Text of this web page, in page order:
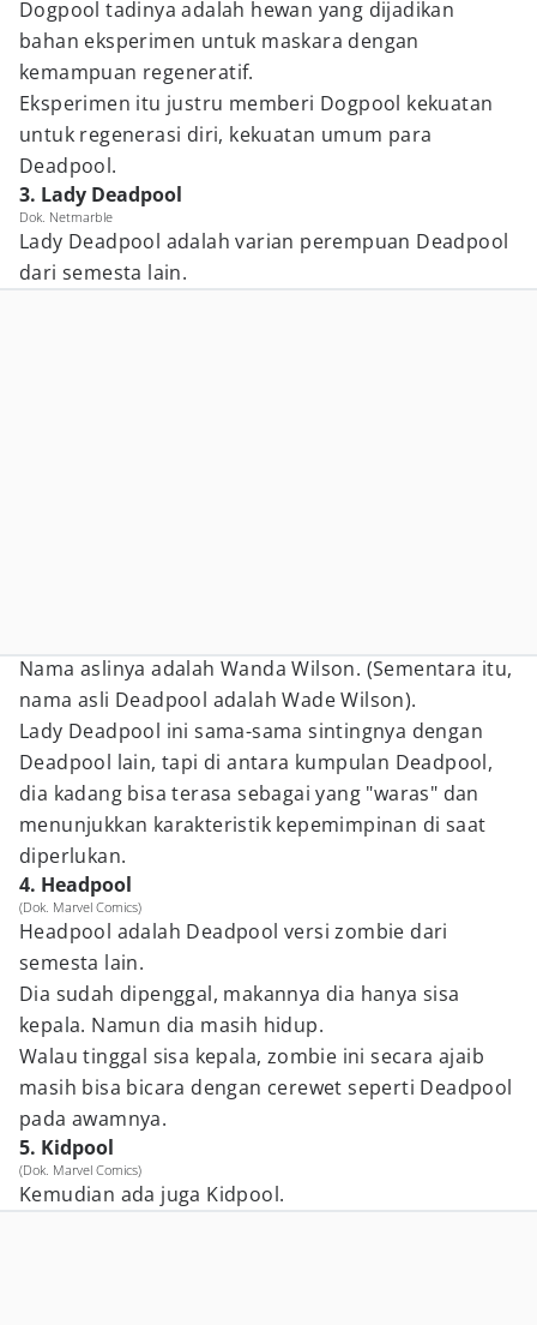
Dogpool tadinya adalah hewan yang dijadikan
bahan eksperimen untuk maskara dengan
kemampuan regeneratif.
Eksperimen itu justru memberi Dogpool kekuatan
untuk regenerasi diri, kekuatan umum para
Deadpool.
3. Lady Deadpool
Dok. Netmarble
Lady Deadpool adalah varian perempuan Deadpool
dari semesta lain.
Nama aslinya adalah Wanda Wilson. (Sementara itu,
nama asli Deadpool adalah Wade Wilson).
Lady Deadpool ini sama-sama sintingnya dengan
Deadpool lain, tapi di antara kumpulan Deadpool,
dia kadang bisa terasa sebagai yang "waras" dan
menunjukkan karakteristik kepemimpinan di saat
diperlukan.
4. Headpool
(Dok. Marvel Comics)
Headpool adalah Deadpool versi zombie dari
semesta lain.
Dia sudah dipenggal, makannya dia hanya sisa
kepala. Namun dia masih hidup.
Walau tinggal sisa kepala, zombie ini secara ajaib
masih bisa bicara dengan cerewet seperti Deadpool
pada awamnya.
5. Kidpool
(Dok. Marvel Comics)
Kemudian ada juga Kidpool.